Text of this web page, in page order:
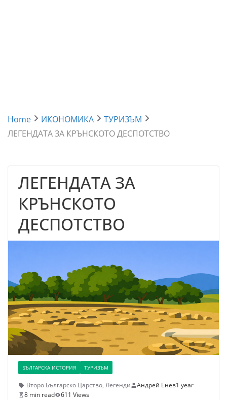
Home ИКОНОМИКА
ТУРИЗЪМ
ЛЕГЕНДАТА ЗА КРЪНСКОТО ДЕСПОТСТВО
ЛЕГЕНДАТА ЗА
КРЪНСКОТО
ДЕСПОТСТВО
БЪЛГАРСКА ИСТОРИЯ ТУРИЗЪМ
Второ Българско Царство, Легенди Андрей Енев1 year
8 min read
611 Views